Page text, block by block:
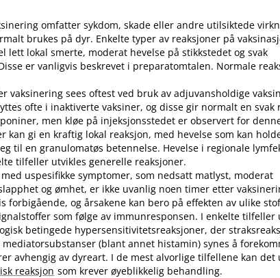
omfatter sykdom, skade eller andre utilsiktede
brukes på dyr. Enkelte typer av reaksjoner på
lett lokal smerte, moderat hevelse på stikkstedet og svak
er vanligvis beskrevet i preparatomtalen. Normale
vaksinering sees oftest ved bruk av adjuvansholdige
ofte i inaktiverte vaksiner, og disse gir normalt en svak
men kløe på injeksjonsstedet er observert for
kan gi en kraftig lokal reaksjon, med hevelse som kan
til en granulomatøs betennelse. Hevelse i regionale
tilfeller utvikles generelle reaksjoner.
uspesifikke symptomer, som nedsatt matlyst, moderat
og ømhet, er ikke uvanlig noen timer etter
forbigående, og årsakene kan bero på effekten av ulike
som følge av immunresponsen. I enkelte tilfeller
betingede hypersensitivitetsreaksjoner, der
(blant annet histamin) synes å
avhengig av dyreart. I de mest alvorlige tilfellene kan det
reaksjon som krever øyeblikkelig behandling.